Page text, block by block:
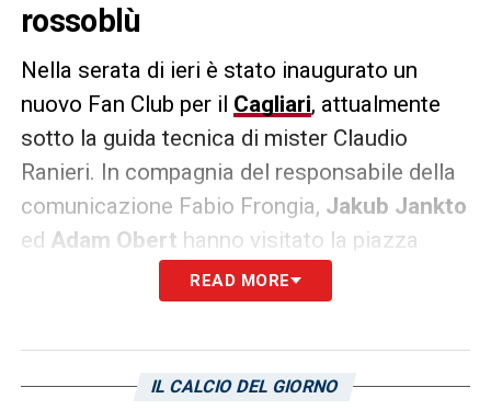
rossoblù
Nella serata di ieri è stato inaugurato un
nuovo Fan Club per il Cagliari, attualmente
sotto la guida tecnica di mister Claudio
Ranieri. In compagnia del responsabile della
comunicazione Fabio Frongia, Jakub Jankto
ed Adam Obert hanno visitato la piazza
Nurachi. L’edizione odierna del
L’Unione Sardaha riportato della
100 soci – dedicato alla memoria del grande
READ MORE
IL CALCIO DEL GIORNO